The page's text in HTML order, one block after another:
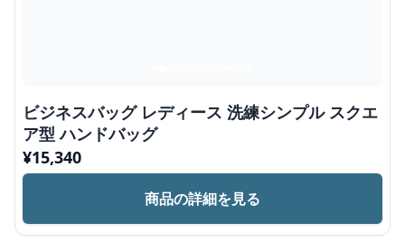
ビジネスバッグ レディース 洗練シンプル スクエ
ア型 ハンドバッグ
¥15,340
商品の詳細を見る